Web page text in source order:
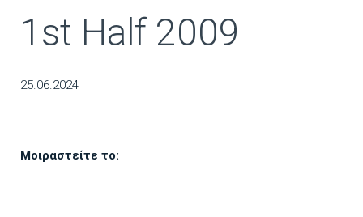
1st Half 2009
25.06.2024
Μοιραστείτε το: